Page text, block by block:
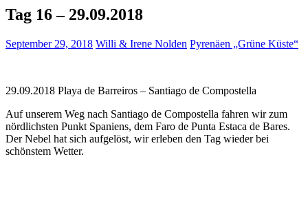
Tag 16 – 29.09.2018
September 29, 2018 Willi & Irene Nolden Pyrenäen „Grüne Küste“
29.09.2018 Playa de Barreiros – Santiago de Compostella
Auf unserem Weg nach Santiago de Compostella fahren wir zum
nördlichsten Punkt Spaniens, dem Faro de Punta Estaca de Bares.
Der Nebel hat sich aufgelöst, wir erleben den Tag wieder bei
schönstem Wetter.